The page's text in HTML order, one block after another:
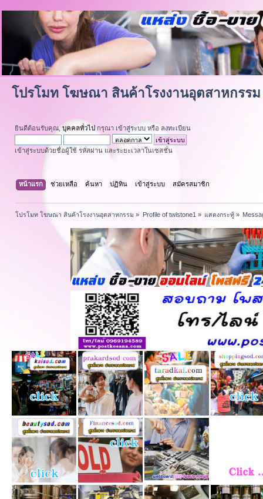
โปรโมท โฆษณา สินค้าโรงงานอุตสาหกรรม
ยินดีต้อนรับคุณ,บุคคลทั่วไปกรุณา เข้าสู่ระบบ หรือ ลงทะเบียน
เข้าสู่ระบบด้วยชื่อผู้ใช้ รหัสผ่าน และระยะเวลาในเซสชั่น
หน้าแรก ช่วยเหลือ ค้นหา ปฏิทิน เข้าสู่ระบบ สมัครสมาชิก
โปรโมท โฆษณา สินค้าโรงงานอุตสาหกรรม » Profile of twistone1 » แสดงกระทู้»